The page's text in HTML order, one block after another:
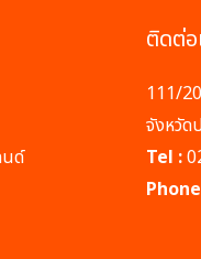
นด์
ติดต่อ
111/
จังหวัด
Tel :